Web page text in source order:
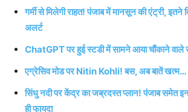
गर्मी से मिलेगी राहत! पंजाब में मानसून की एंट्री, इतने
अलर्ट
ChatGPT पर हुई स्टडी में सामने आया चौंकाने
एग्रेसिव मोड पर Nitin Kohli! बस, अब बातें खत्म…
सिंधु नदी पर केंद्र का जब्रदस्त प्लान! पंजाब समेत इन
ही फायदा